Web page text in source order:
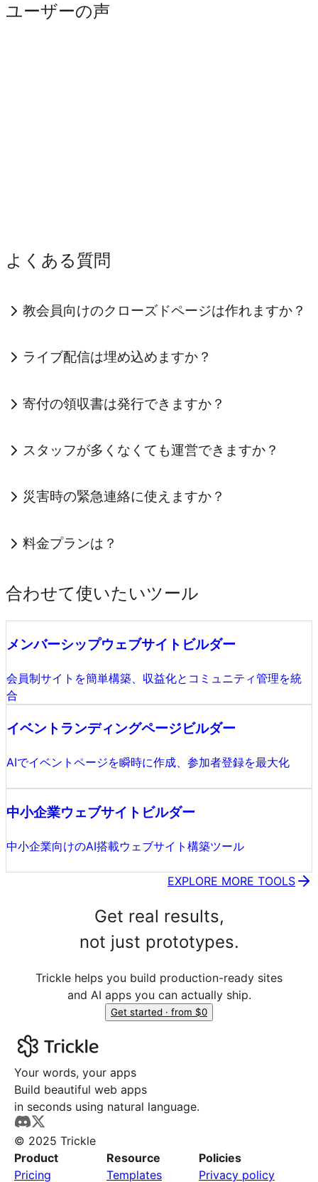
ユーザーの声
よくある質問
教会員向けのクローズドページは作れますか？
ライブ配信は埋め込めますか？
寄付の領収書は発行できますか？
スタッフが多くなくても運営できますか？
災害時の緊急連絡に使えますか？
料金プランは？
合わせて使いたいツール
メンバーシップウェブサイトビルダー
会員制サイトを簡単構築、収益化とコミュニティ管理を統
合
イベントランディングページビルダー
AIでイベントページを瞬時に作成、参加者登録を最大化
中小企業ウェブサイトビルダー
中小企業向けのAI搭載ウェブサイト構築ツール
EXPLORE MORE TOOLS
Get real results,
not just prototypes.
Trickle helps you build production-ready sites
and AI apps you can actually ship.
Get started · from $0
Your words, your apps
Build beautiful web apps
in seconds using natural language.
© 2025 Trickle
Product
Pricing
Resource
Templates
Policies
Privacy policy